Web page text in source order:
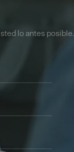
lo antes posible.